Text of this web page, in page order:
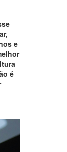
e
é